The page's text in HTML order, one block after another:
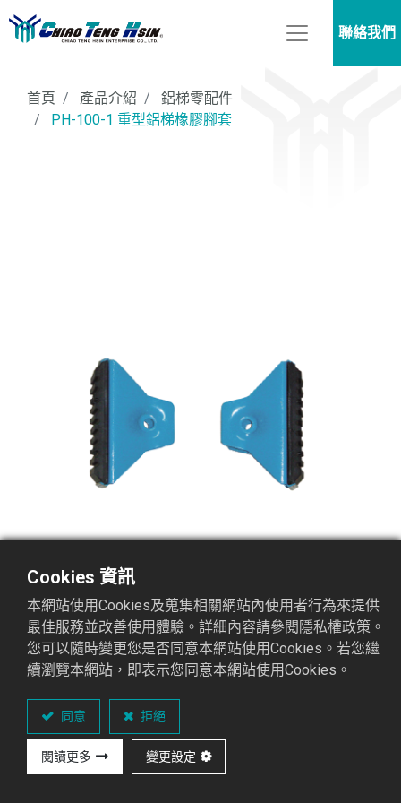
聯絡我們
首頁 產品介紹
鋁梯零配件
PH-100-1 重型鋁梯橡膠腳套
PH-100-1 重型鋁梯橡膠腳套
鋁梯橡膠腳套
Cookies 資訊
本網站使用Cookies及蒐集相關網站內使用者行為來提供
最佳服務並改善使用體驗。詳細內容請參閱隱私權政策。
您可以隨時變更您是否同意本網站使用Cookies。若您繼
續瀏覽本網站，即表示您同意本網站使用Cookies。
同意 拒絕
閱讀更多 變更設定